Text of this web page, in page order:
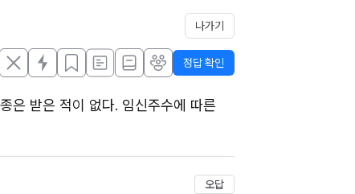
나가기
정답 확인
은 받은 적이 없다. 임신주수에 따른
저장
오답